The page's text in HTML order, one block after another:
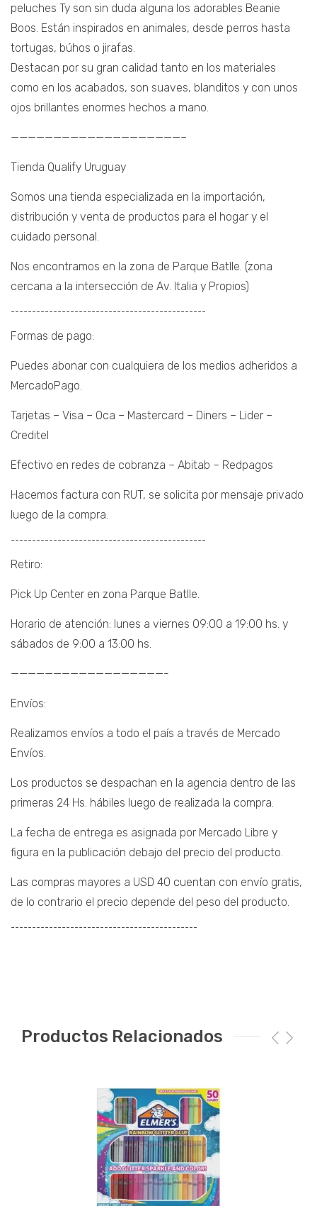
peluches Ty son sin duda alguna los adorables Beanie
Boos. Están inspirados en animales, desde perros hasta
tortugas, búhos o jirafas.
Destacan por su gran calidad tanto en los materiales
como en los acabados, son suaves, blanditos y con unos
ojos brillantes enormes hechos a mano.
————————————————————–
Tienda Qualify Uruguay
Somos una tienda especializada en la importación,
distribución y venta de productos para el hogar y el
cuidado personal.
Nos encontramos en la zona de Parque Batlle. (zona
cercana a la intersección de Av. Italia y Propios)
¯¯¯¯¯¯¯¯¯¯¯¯¯¯¯¯¯¯¯¯¯¯¯¯¯¯¯¯¯¯¯¯¯¯¯¯¯¯¯¯¯¯¯¯¯¯
Formas de pago:
Puedes abonar con cualquiera de los medios adheridos a
MercadoPago.
Tarjetas – Visa – Oca – Mastercard – Diners – Lider –
Creditel
Efectivo en redes de cobranza – Abitab – Redpagos
Hacemos factura con RUT, se solicita por mensaje privado
luego de la compra.
¯¯¯¯¯¯¯¯¯¯¯¯¯¯¯¯¯¯¯¯¯¯¯¯¯¯¯¯¯¯¯¯¯¯¯¯¯¯¯¯¯¯¯¯¯¯
Retiro:
Pick Up Center en zona Parque Batlle.
Horario de atención: lunes a viernes 09:00 a 19:00 hs. y
sábados de 9:00 a 13:00 hs.
——————————————————-
Envíos:
Realizamos envíos a todo el país a través de Mercado
Envíos.
Los productos se despachan en la agencia dentro de las
primeras 24 Hs. hábiles luego de realizada la compra.
La fecha de entrega es asignada por Mercado Libre y
figura en la publicación debajo del precio del producto.
Las compras mayores a USD 40 cuentan con envío gratis,
de lo contrario el precio depende del peso del producto.
¯¯¯¯¯¯¯¯¯¯¯¯¯¯¯¯¯¯¯¯¯¯¯¯¯¯¯¯¯¯¯¯¯¯¯¯¯¯¯¯¯¯¯¯
Productos Relacionados